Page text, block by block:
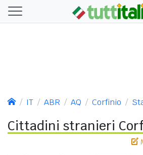
IT ABR AQ Corfinio
Cittadini stranieri